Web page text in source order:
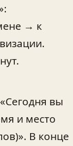
→ к
вы
и место
В конце